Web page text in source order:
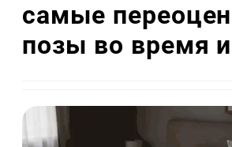
самые
позы во время